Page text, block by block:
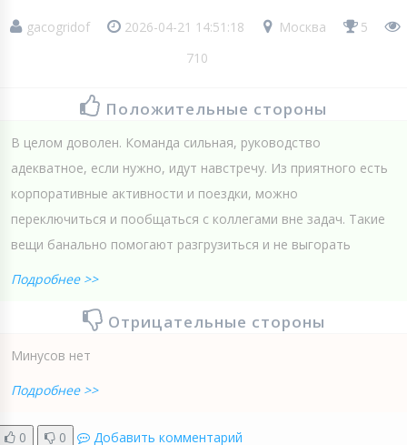
gacogridof 2026-04-21 14:51:18 Москва
5
710
Положительные стороны
В целом доволен. Команда сильная, руководство
адекватное, если нужно, идут навстречу. Из приятного есть
корпоративные активности и поездки, можно
переключиться и пообщаться с коллегами вне задач. Такие
вещи банально помогают разгрузиться и не выгорать
Подробнее >>
Отрицательные стороны
Минусов нет
Подробнее >>
0 0 Добавить комментарий